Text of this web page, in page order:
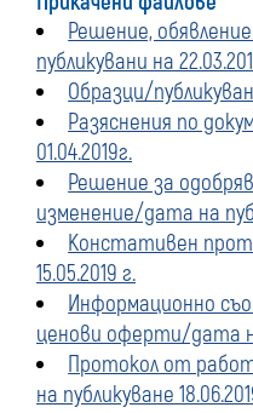
Решение,
публикувани на
Образци/
Разяснения по
01.04.2019г.
Решение за
изменение/дата на
Констативен
15.05.2019 г.
Информационно
ценови оферти/дата
Протокол от
на публикуване